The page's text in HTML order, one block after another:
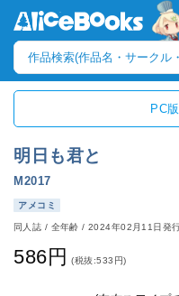
PC
明日も君と
M2017
アメコミ
同人誌 / 全年齢/2024年02月11日発
586円 (税抜:533円)